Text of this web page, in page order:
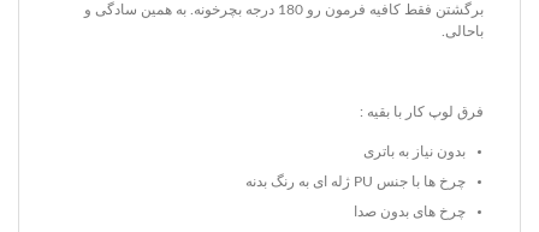
برگشتن فقط کافیه فرمون رو 180 درجه بچرخونه. به همین سادگی و
باحالی.
فرق لوپ کار با بقیه :
بدون نیاز به باتری
چرخ ها با جنس PU ژله ای به رنگ بدنه
چرخ های بدون صدا